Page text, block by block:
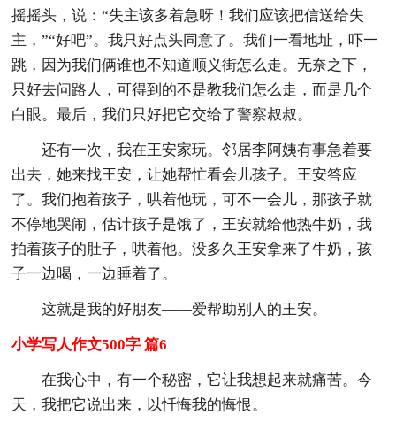
摇摇头，说：“失主该多着急呀！我们应该把信送给失
主，”“好吧”。我只好点头同意了。我们一看地址，吓一
跳，因为我们俩谁也不知道顺义街怎么走。无奈之下，
只好去问路人，可得到的不是教我们怎么走，而是几个
白眼。最后，我们只好把它交给了警察叔叔。
还有一次，我在王安家玩。邻居李阿姨有事急着要
出去，她来找王安，让她帮忙看会儿孩子。王安答应
了。我们抱着孩子，哄着他玩，可不一会儿，那孩子就
不停地哭闹，估计孩子是饿了，王安就给他热牛奶，我
拍着孩子的肚子，哄着他。没多久王安拿来了牛奶，孩
子一边喝，一边睡着了。
这就是我的好朋友——爱帮助别人的王安。
小学写人作文500字 篇6
在我心中，有一个秘密，它让我想起来就痛苦。今
天，我把它说出来，以忏悔我的悔恨。